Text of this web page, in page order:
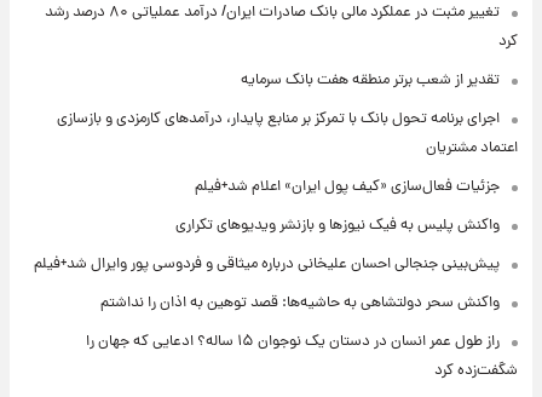
تغییر مثبت در عملکرد مالی بانک صادرات ایران/ درآمد عملیاتی ۸۰ درصد رشد
کرد
تقدیر از شعب برتر منطقه هفت بانک سرمایه
اجرای برنامه تحول بانک با تمرکز بر منابع پایدار، درآمدهای کارمزدی و بازسازی
اعتماد مشتریان
جزئیات فعال‌سازی «کیف پول ایران» اعلام شد+فیلم
واکنش پلیس به فیک نیوزها و بازنشر ویدیوهای تکراری
پیش‌بینی جنجالی احسان علیخانی درباره میثاقی و فردوسی پور وایرال شد+فیلم
واکنش سحر دولتشاهی به حاشیه‌ها: قصد توهین به اذان را نداشتم
راز طول عمر انسان در دستان یک نوجوان ۱۵ ساله؟ ادعایی که جهان را
شگفت‌زده کرد